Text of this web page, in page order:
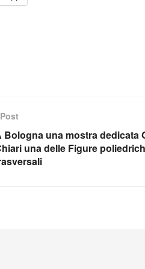
Bologna una mostra dedicata
una delle Figure